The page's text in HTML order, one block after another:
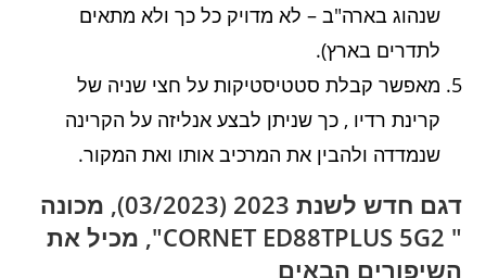
שנהוג בארה"ב – לא מדויק כל כך ולא מתאים
לתדרים בארץ).
מאפשר קבלת סטטיסטיקות על חצי שניה של
קרינת רדיו , כך שניתן לבצע אנליזה על הקרינה
שנמדדה ולהבין את המרכיב אותו ואת המקור.
דגם חדש לשנת 2023 (03/2023), מכונה
" CORNET ED88TPLUS 5G2", מכיל את
השיפורים הבאים